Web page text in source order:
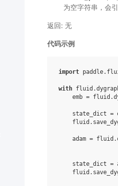
为空字符串，会
返回: 无
代码示例
import
with fluid .
emb = fluid .
state_dict =
fluid .
adam = fluid .
state_dict =
fluid .